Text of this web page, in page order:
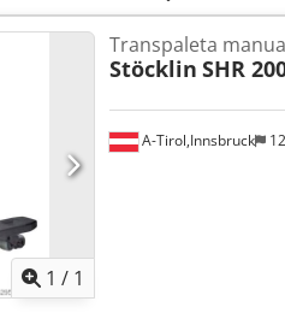
1 / 1
A-Tirol,Innsbruck
Transpaleta
Stöcklin SHR